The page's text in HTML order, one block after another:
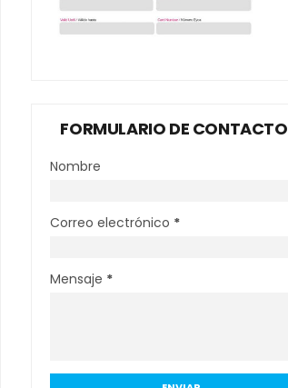
FORMULARIO DE CONTACTO
Nombre
Correo electrónico *
Mensaje *